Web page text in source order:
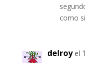
como
delroy el